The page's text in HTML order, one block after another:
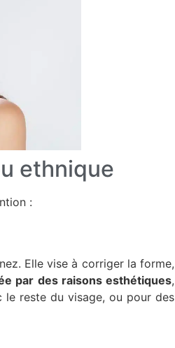
ethnique
:
Elle vise à corriger la forme,
par des raisons esthétiques,
le reste du visage, ou pour des